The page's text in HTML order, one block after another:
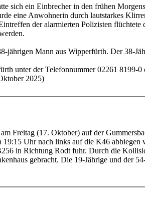
sich ein Einbrecher in den frühen
eine Anwohnerin durch lautstarkes
der alarmierten Polizisten
jährigen Mann aus Wipperfürth. Der 38-
unter der Telefonnummer 02261 8199-
2025)
Freitag (17. Oktober) auf der
Uhr nach links auf die K46
in Richtung Rodt fuhr. Durch die
gebracht. Die 19-Jährige und der